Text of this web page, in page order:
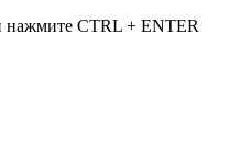
нажмите CTRL + ENTER